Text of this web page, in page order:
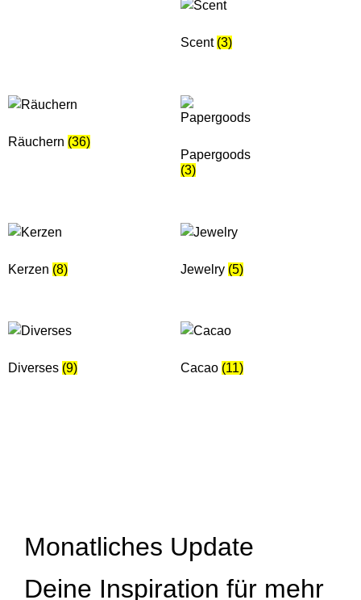
Scent (3)
Räuchern (36)
Papergoods
(3)
Kerzen (8) Jewelry (5)
Diverses (9) Cacao (11)
Monatliches Update
Deine Inspiration für mehr